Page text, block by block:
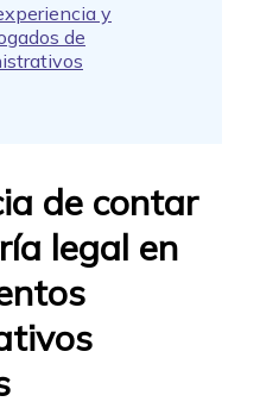
y
de
de contar
legal en